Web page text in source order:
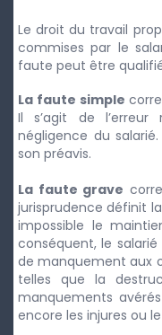
Le droit du travail
commises par le
faute peut être
La faute simple
Il s’agit de l’erreur
négligence du
son préavis.
La faute grave
jurisprudence définit
impossible le
conséquent, le salarié
de manquement aux
telles que la
manquements
encore les injures ou